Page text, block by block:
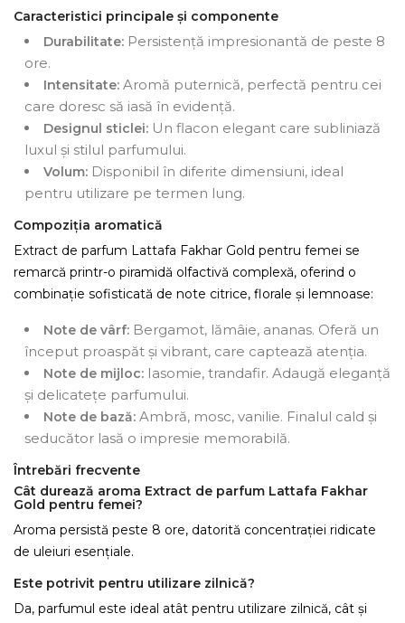
Caracteristici principale și componente
Durabilitate: Persistență impresionantă de peste 8
ore.
Intensitate: Aromă puternică, perfectă pentru cei
care doresc să iasă în evidență.
Designul sticlei: Un flacon elegant care subliniază
luxul și stilul parfumului.
Volum: Disponibil în diferite dimensiuni, ideal
pentru utilizare pe termen lung.
Compoziția aromatică
Extract de parfum Lattafa Fakhar Gold pentru femei se
remarcă printr-o piramidă olfactivă complexă, oferind o
combinație sofisticată de note citrice, florale și lemnoase:
Note de vârf: Bergamot, lămâie, ananas. Oferă un
început proaspăt și vibrant, care captează atenția.
Note de mijloc: Iasomie, trandafir. Adaugă eleganță
și delicatețe parfumului.
Note de bază: Ambră, mosc, vanilie. Finalul cald și
seducător lasă o impresie memorabilă.
Întrebări frecvente
Cât durează aroma Extract de parfum Lattafa Fakhar
Gold pentru femei?
Aroma persistă peste 8 ore, datorită concentrației ridicate
de uleiuri esențiale.
Este potrivit pentru utilizare zilnică?
Da, parfumul este ideal atât pentru utilizare zilnică, cât și